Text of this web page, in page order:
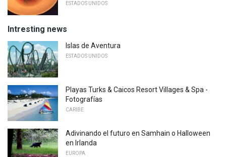
ESTADOS UNIDOS
Intresting news
Islas de Aventura
ESTADOS UNIDOS
Playas Turks & Caicos Resort Villages & Spa -
Fotografías
CARIBE
Adivinando el futuro en Samhain o Halloween
en Irlanda
EUROPA